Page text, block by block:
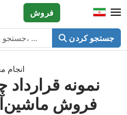
جستجو کردن
فروش
انجام
نمونه قرارداد
فروش